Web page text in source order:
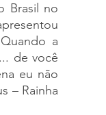
Brasil no
a
de você
eu não
– Rainha